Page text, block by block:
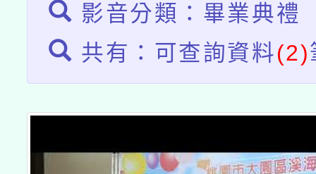
影音分類：畢業典禮
共有：可查詢資料(2)